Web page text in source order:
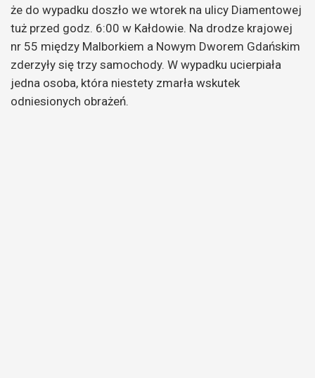
że do wypadku doszło we wtorek na ulicy Diamentowej
tuż przed godz. 6:00 w Kałdowie. Na drodze krajowej
nr 55 między Malborkiem a Nowym Dworem Gdańskim
zderzyły się trzy samochody. W wypadku ucierpiała
jedna osoba, która niestety zmarła wskutek
odniesionych obrażeń.